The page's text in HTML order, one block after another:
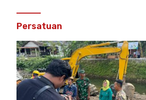
Persatuan